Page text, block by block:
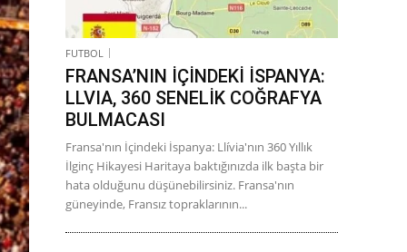
FUTBOL
FRANSA’NIN İÇİNDEKİ İSPANYA:
LLVIA, 360 SENELİK COĞRAFYA
BULMACASI
Fransa'nın İçindeki İspanya: Llívia'nın 360 Yıllık
İlginç Hikayesi Haritaya baktığınızda ilk başta bir
hata olduğunu düşünebilirsiniz. Fransa'nın
güneyinde, Fransız topraklarının...